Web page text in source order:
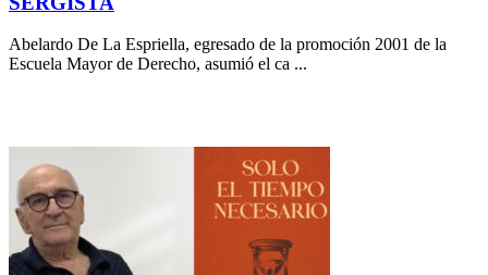
Abelardo De La Espriella, egresado de la promoción 2001 de la
Escuela Mayor de Derecho, asumió el ca ...